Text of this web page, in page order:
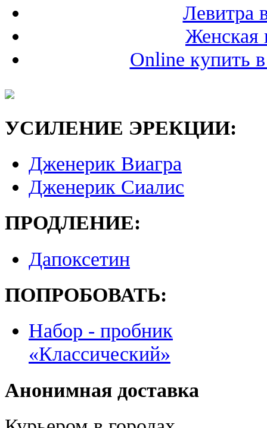
Левитра
Женская
Online купить
УСИЛЕНИЕ ЭРЕКЦИИ:
Дженерик Виагра
Дженерик Сиалис
ПРОДЛЕНИЕ:
Дапоксетин
ПОПРОБОВАТЬ:
Набор - пробник
«Классический»
Анонимная доставка